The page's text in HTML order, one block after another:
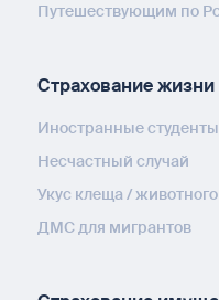
Путешествующим по
Страхование жизни
Иностранные студенты
Несчастный случай
Укус клеща / животного
ДМС для мигрантов